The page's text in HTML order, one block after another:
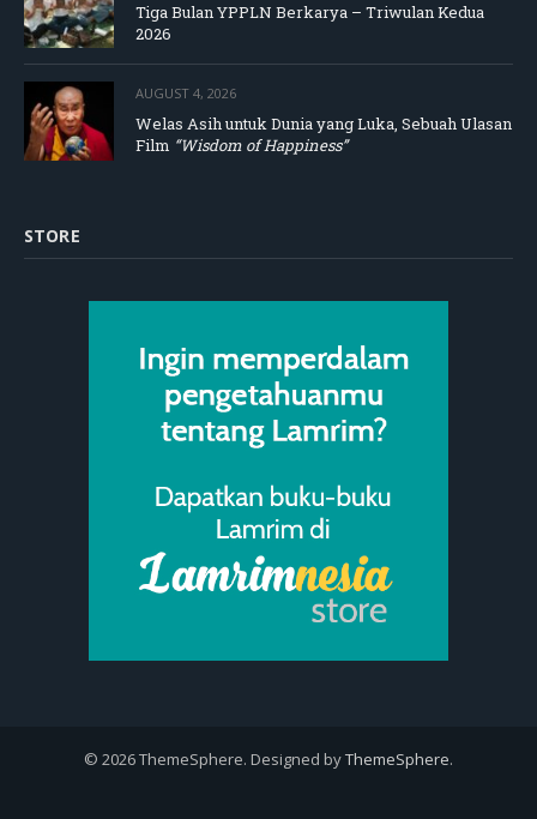
Tiga Bulan YPPLN Berkarya – Triwulan Kedua
2026
AUGUST 4, 2026
Welas Asih untuk Dunia yang Luka, Sebuah Ulasan
Film “Wisdom of Happiness”
STORE
© 2026 ThemeSphere. Designed byThemeSphere.